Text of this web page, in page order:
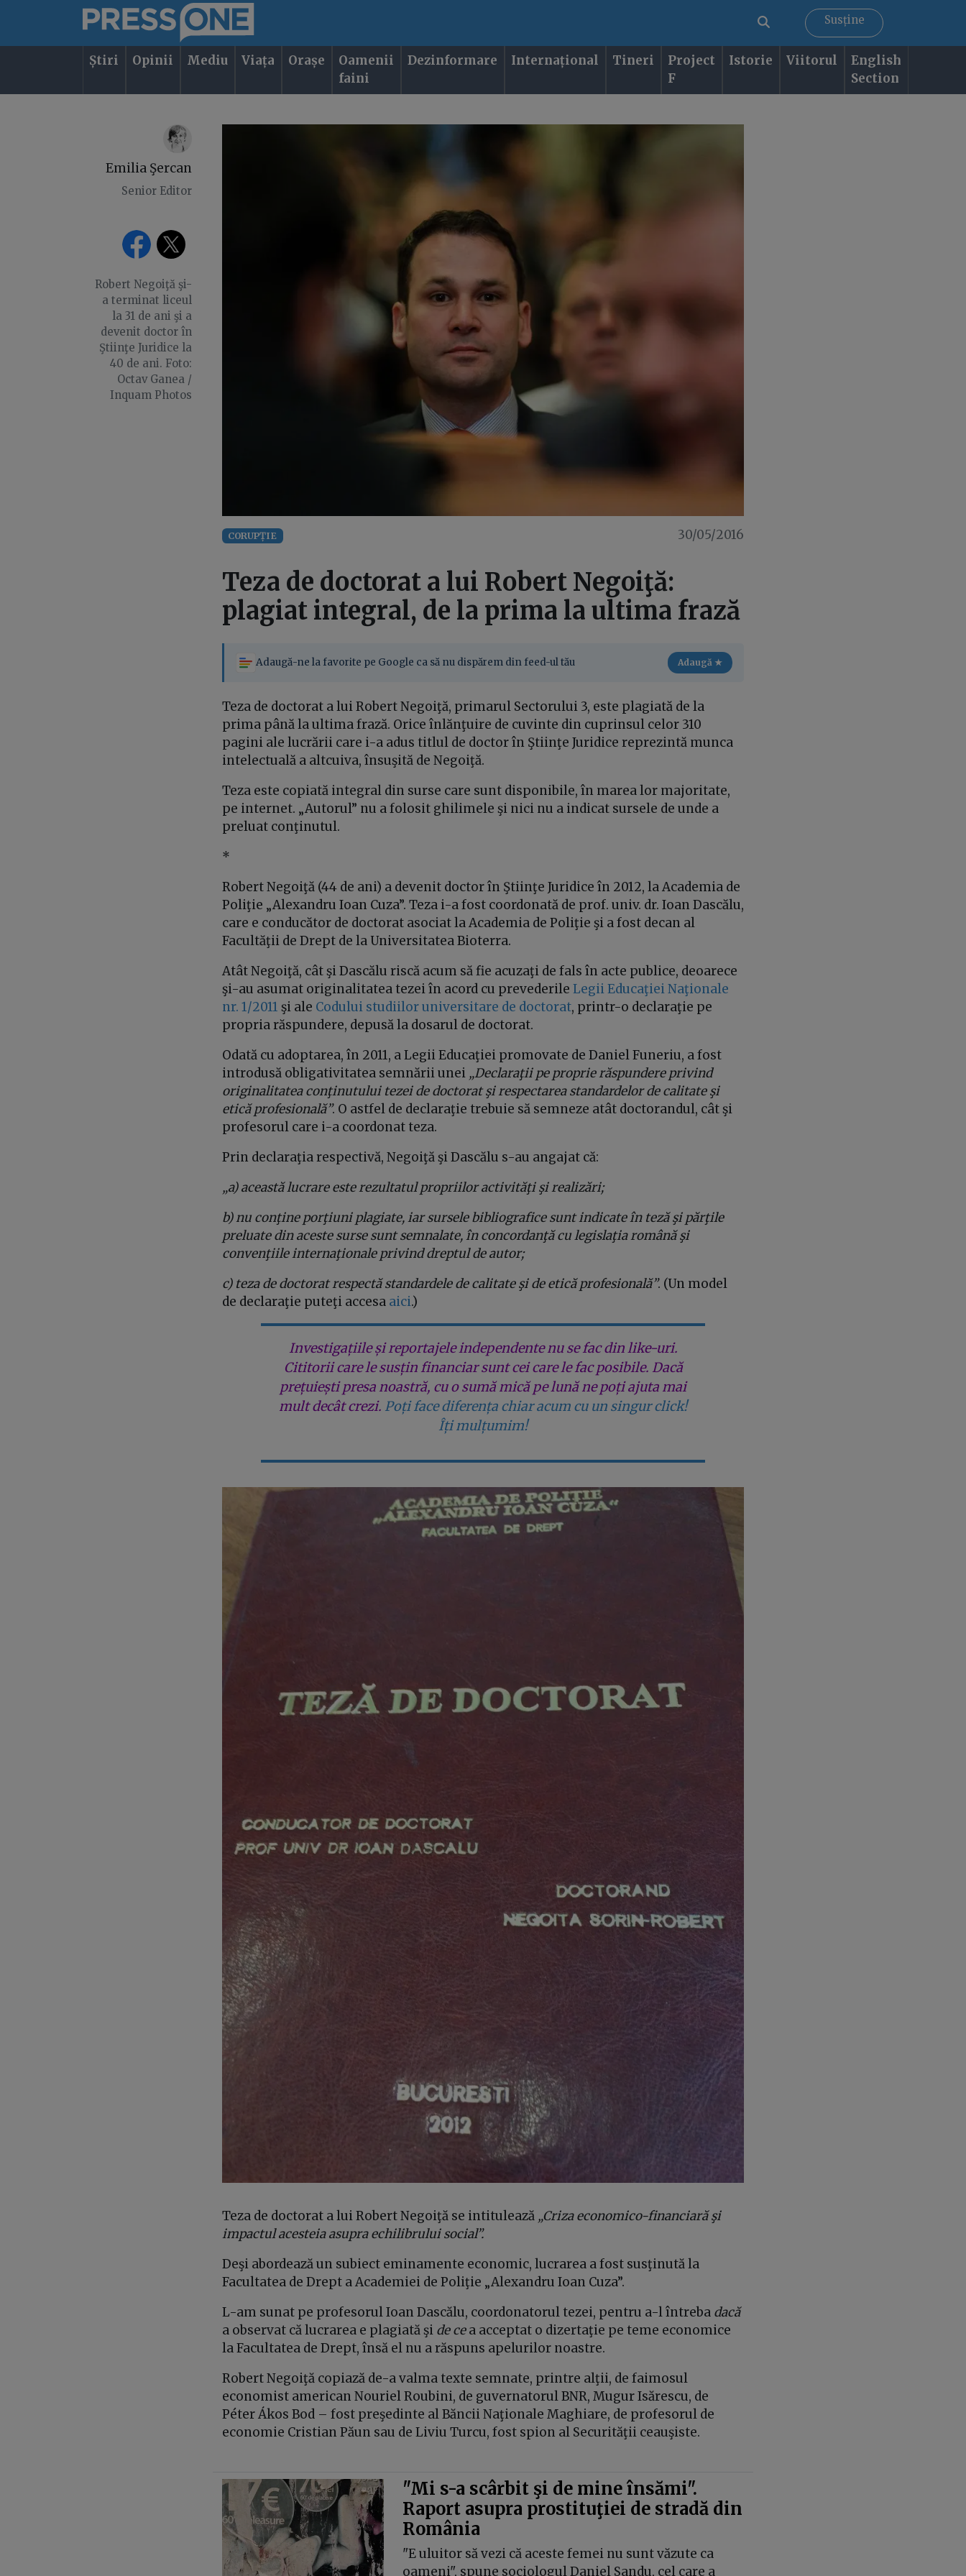
Susține
Știri Opinii Mediu Viața Orașe
Oamenii
faini
Dezinformare Internațional Tineri
Project
F
Istorie Viitorul
English
Section
Emilia Şercan
Senior Editor
Robert Negoiţă şi-
a terminat liceul
la 31 de ani şi a
devenit doctor în
Ştiinţe Juridice la
40 de ani. Foto:
Octav Ganea /
Inquam Photos
CORUPȚIE 30/05/2016
Teza de doctorat a lui Robert Negoiţă:
plagiat integral, de la prima la ultima frază
Adaugă-ne la favorite pe Google ca să nu dispărem din feed-ul tău Adaugă ★
Teza de doctorat a lui Robert Negoiţă, primarul Sectorului 3, este plagiată de la
prima până la ultima frază. Orice înlănţuire de cuvinte din cuprinsul celor 310
pagini ale lucrării care i-a adus titlul de doctor în Ştiinţe Juridice reprezintă munca
intelectuală a altcuiva, însuşită de Negoiţă.
Teza este copiată integral din surse care sunt disponibile, în marea lor majoritate,
pe internet. „Autorul” nu a folosit ghilimele şi nici nu a indicat sursele de unde a
preluat conţinutul.
*
Robert Negoiţă (44 de ani) a devenit doctor în Ştiinţe Juridice în 2012, la Academia de
Poliţie „Alexandru Ioan Cuza”. Teza i-a fost coordonată de prof. univ. dr. Ioan Dascălu,
care e conducător de doctorat asociat la Academia de Poliţie şi a fost decan al
Facultăţii de Drept de la Universitatea Bioterra.
Atât Negoiţă, cât şi Dascălu riscă acum să fie acuzaţi de fals în acte publice, deoarece
şi-au asumat originalitatea tezei în acord cu prevederile Legii Educaţiei Naţionale
nr. 1/2011 şi ale Codului studiilor universitare de doctorat, printr-o declaraţie pe
propria răspundere, depusă la dosarul de doctorat.
Odată cu adoptarea, în 2011, a Legii Educaţiei promovate de Daniel Funeriu, a fost
introdusă obligativitatea semnării unei „Declaraţii pe proprie răspundere privind
originalitatea conţinutului tezei de doctorat şi respectarea standardelor de calitate şi
etică profesională”. O astfel de declaraţie trebuie să semneze atât doctorandul, cât şi
profesorul care i-a coordonat teza.
Prin declaraţia respectivă, Negoiţă şi Dascălu s-au angajat că:
„a) această lucrare este rezultatul propriilor activităţi şi realizări;
b) nu conţine porţiuni plagiate, iar sursele bibliografice sunt indicate în teză şi părţile
preluate din aceste surse sunt semnalate, în concordanţă cu legislaţia română şi
convenţiile internaţionale privind dreptul de autor;
c) teza de doctorat respectă standardele de calitate şi de etică profesională”. (Un model
de declaraţie puteţi accesa aici.)
Investigațiile și reportajele independente nu se fac din like-uri.
Cititorii care le susțin financiar sunt cei care le fac posibile. Dacă
prețuiești presa noastră, cu o sumă mică pe lună ne poți ajuta mai
mult decât crezi. Poți face diferența chiar acum cu un singur click!
Îți mulțumim!
Teza de doctorat a lui Robert Negoiţă se intitulează „Criza economico-financiară şi
impactul acesteia asupra echilibrului social”.
Deşi abordează un subiect eminamente economic, lucrarea a fost susţinută la
Facultatea de Drept a Academiei de Poliţie „Alexandru Ioan Cuza”.
L-am sunat pe profesorul Ioan Dascălu, coordonatorul tezei, pentru a-l întreba dacă
a observat că lucrarea e plagiată şi de cea acceptat o dizertaţie pe teme economice
la Facultatea de Drept, însă el nu a răspuns apelurilor noastre.
Robert Negoiţă copiază de-a valma texte semnate, printre alţii, de faimosul
economist american Nouriel Roubini, de guvernatorul BNR, Mugur Isărescu, de
Péter Ákos Bod – fost preşedinte al Băncii Naţionale Maghiare, de profesorul de
economie Cristian Păun sau de Liviu Turcu, fost spion al Securităţii ceauşiste.
"Mi s-a scârbit şi de mine însămi".
Raport asupra prostituţiei de stradă din
România
"E uluitor să vezi că aceste femei nu sunt văzute ca
oameni", spune sociologul Daniel Sandu, cel care a